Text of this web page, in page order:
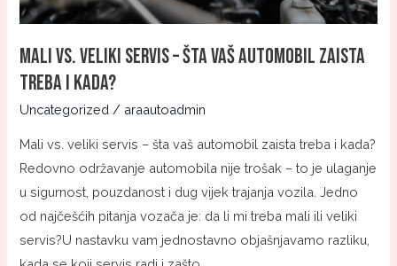
Mali vs. veliki servis – šta vaš automobil zaista
treba i kada?
Uncategorized / araautoadmin
Mali vs. veliki servis – šta vaš automobil zaista treba i kada?
Redovno održavanje automobila nije trošak – to je ulaganje
u sigurnost, pouzdanost i dug vijek trajanja vozila. Jedno
od najčešćih pitanja vozača je: da li mi treba mali ili veliki
servis?U nastavku vam jednostavno objašnjavamo razliku,
zaista
i
kada?